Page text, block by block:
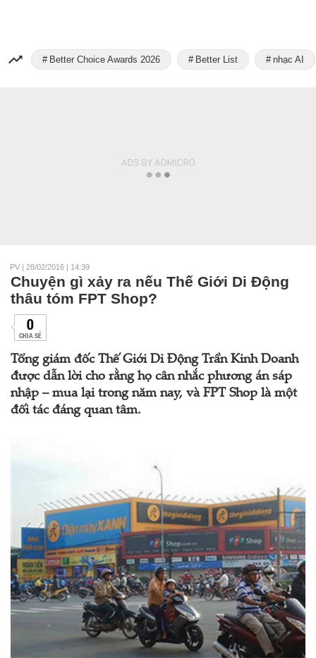
Better Choice Awards 2026 Better List nhạc AI
PV | 28/02/2016 | 14:39
Chuyện gì xảy ra nếu Thế Giới Di Động
thâu tóm FPT Shop?
0
CHIA SẺ
Tổng giám đốc Thế Giới Di Động Trần Kinh Doanh
được dẫn lời cho rằng họ cân nhắc phương án sáp
nhập – mua lại trong năm nay, và FPT Shop là một
đối tác đáng quan tâm.